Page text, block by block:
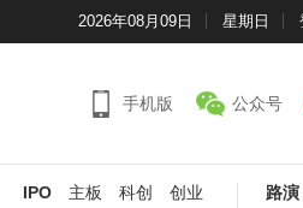
2026年08月09日 星期日
手机版 公众号
IPO 主板 科创
创业
路演